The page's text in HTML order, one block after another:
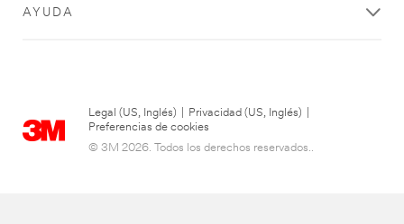
AYUDA
Legal (US, Inglés) Privacidad (US, Inglés)
Preferencias de cookies
© 3M 2026. Todos los derechos reservados..